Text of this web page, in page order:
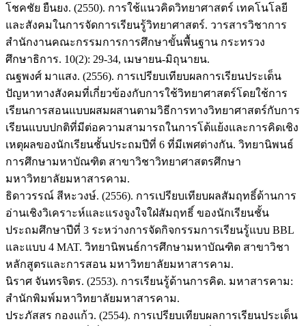
โชคชัย ยืนยง. (2550). การใช้แนวคิดวิทยาศาสตร์ เทคโนโลยี
และสังคมในการจัดการเรียนรู้วิทยาศาสตร์. วารสารวิชาการ
สำนักงานคณะกรรมการการศึกษาขั้นพื้นฐาน กระทรวง
ศึกษาธิการ. 10(2): 29-34, เมษายน-มิถุนายน.
ณฐพงศ์ มาแสง. (2556). การเปรียบเทียบผลการเรียนประเด็น
ปัญหาทางสังคมที่เกี่ยวข้องกับการใช้วิทยาศาสตร์โดยใช้การ
เรียนการสอนแบบผสมผสานตามวิธีการทางวิทยาศาสตร์กับการ
เรียนแบบปกติที่มีต่อความสามารถในการโต้แย้งและการคิดเชิง
เหตุผลของนักเรียนชั้นประถมปีที่ 6 ที่มีเพศต่างกัน. วิทยานิพนธ์
การศึกษามหาบัณฑิต สาขาวิชาวิทยาศาสตรศึกษา
มหาวิทยาลัยมหาสารคาม.
ธิดาวรรณ์ สีหะวงษ์. (2556). การเปรียบเทียบผลสัมฤทธิ์ด้านการ
อ่านเชิงวิเคราะห์และแรงจูงใจใฝ่สัมฤทธิ์ ของนักเรียนชั้น
ประถมศึกษาปีที่ 3 ระหว่างการจัดกิจกรรมการเรียนรู้แบบ BBL
และแบบ 4 MAT. วิทยานิพนธ์การศึกษามหาบัณฑิต สาขาวิชา
หลักสูตรและการสอน มหาวิทยาลัยมหาสารคาม.
นิราศ จันทรจิตร. (2553). การเรียนรู้ด้านการคิด. มหาสารคาม:
สำนักพิมพ์มหาวิทยาลัยมหาสารคาม.
ประภัสสร กองแก้ว. (2554). การเปรียบเทียบผลการเรียนประเด็น